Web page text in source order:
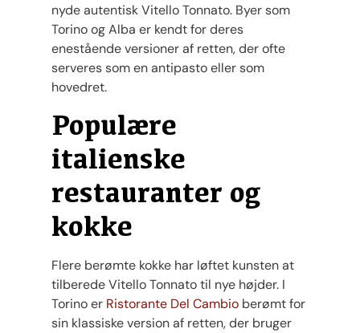
nyde autentisk Vitello Tonnato. Byer som
Torino og Alba er kendt for deres
enestående versioner af retten, der ofte
serveres som en antipasto eller som
hovedret.
Populære
italienske
restauranter og
kokke
Flere berømte kokke har løftet kunsten at
tilberede Vitello Tonnato til nye højder. I
Torino er Ristorante Del Cambio berømt for
sin klassiske version af retten, der bruger